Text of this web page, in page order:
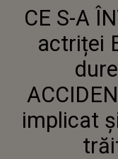
CE S-A
actriței
implicat